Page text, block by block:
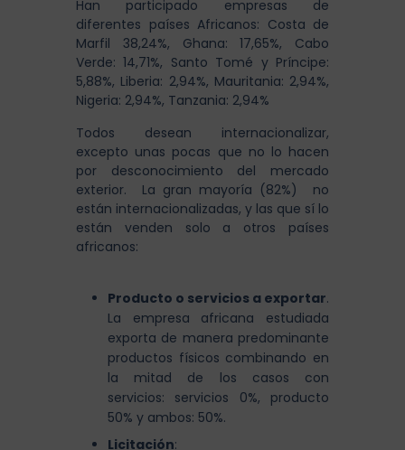
Han participado empresas de
diferentes países Africanos: Costa de
Marfil 38,24%, Ghana: 17,65%, Cabo
Verde: 14,71%, Santo Tomé y Príncipe:
5,88%, Liberia: 2,94%, Mauritania: 2,94%,
Nigeria: 2,94%, Tanzania: 2,94%
Todos desean internacionalizar,
excepto unas pocas que no lo hacen
por desconocimiento del mercado
exterior. La gran mayoría (82%) no
están internacionalizadas, y las que sí lo
están venden solo a otros países
africanos:
Producto o servicios a exportar.
La empresa africana estudiada
exporta de manera predominante
productos físicos combinando en
la mitad de los casos con
servicios:
servicios 0%, producto
50% y ambos: 50%.
Licitación: